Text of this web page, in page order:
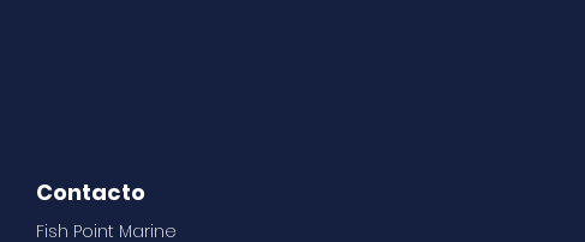
Contacto
Fish Point Marine